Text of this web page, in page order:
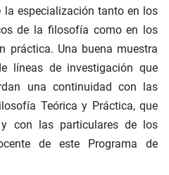
la especialización tanto en los
de la filosofía como en los
práctica. Una buena muestra
líneas de investigación que
una continuidad con las
Teórica y Práctica, que
con las particulares de los
de este Programa de